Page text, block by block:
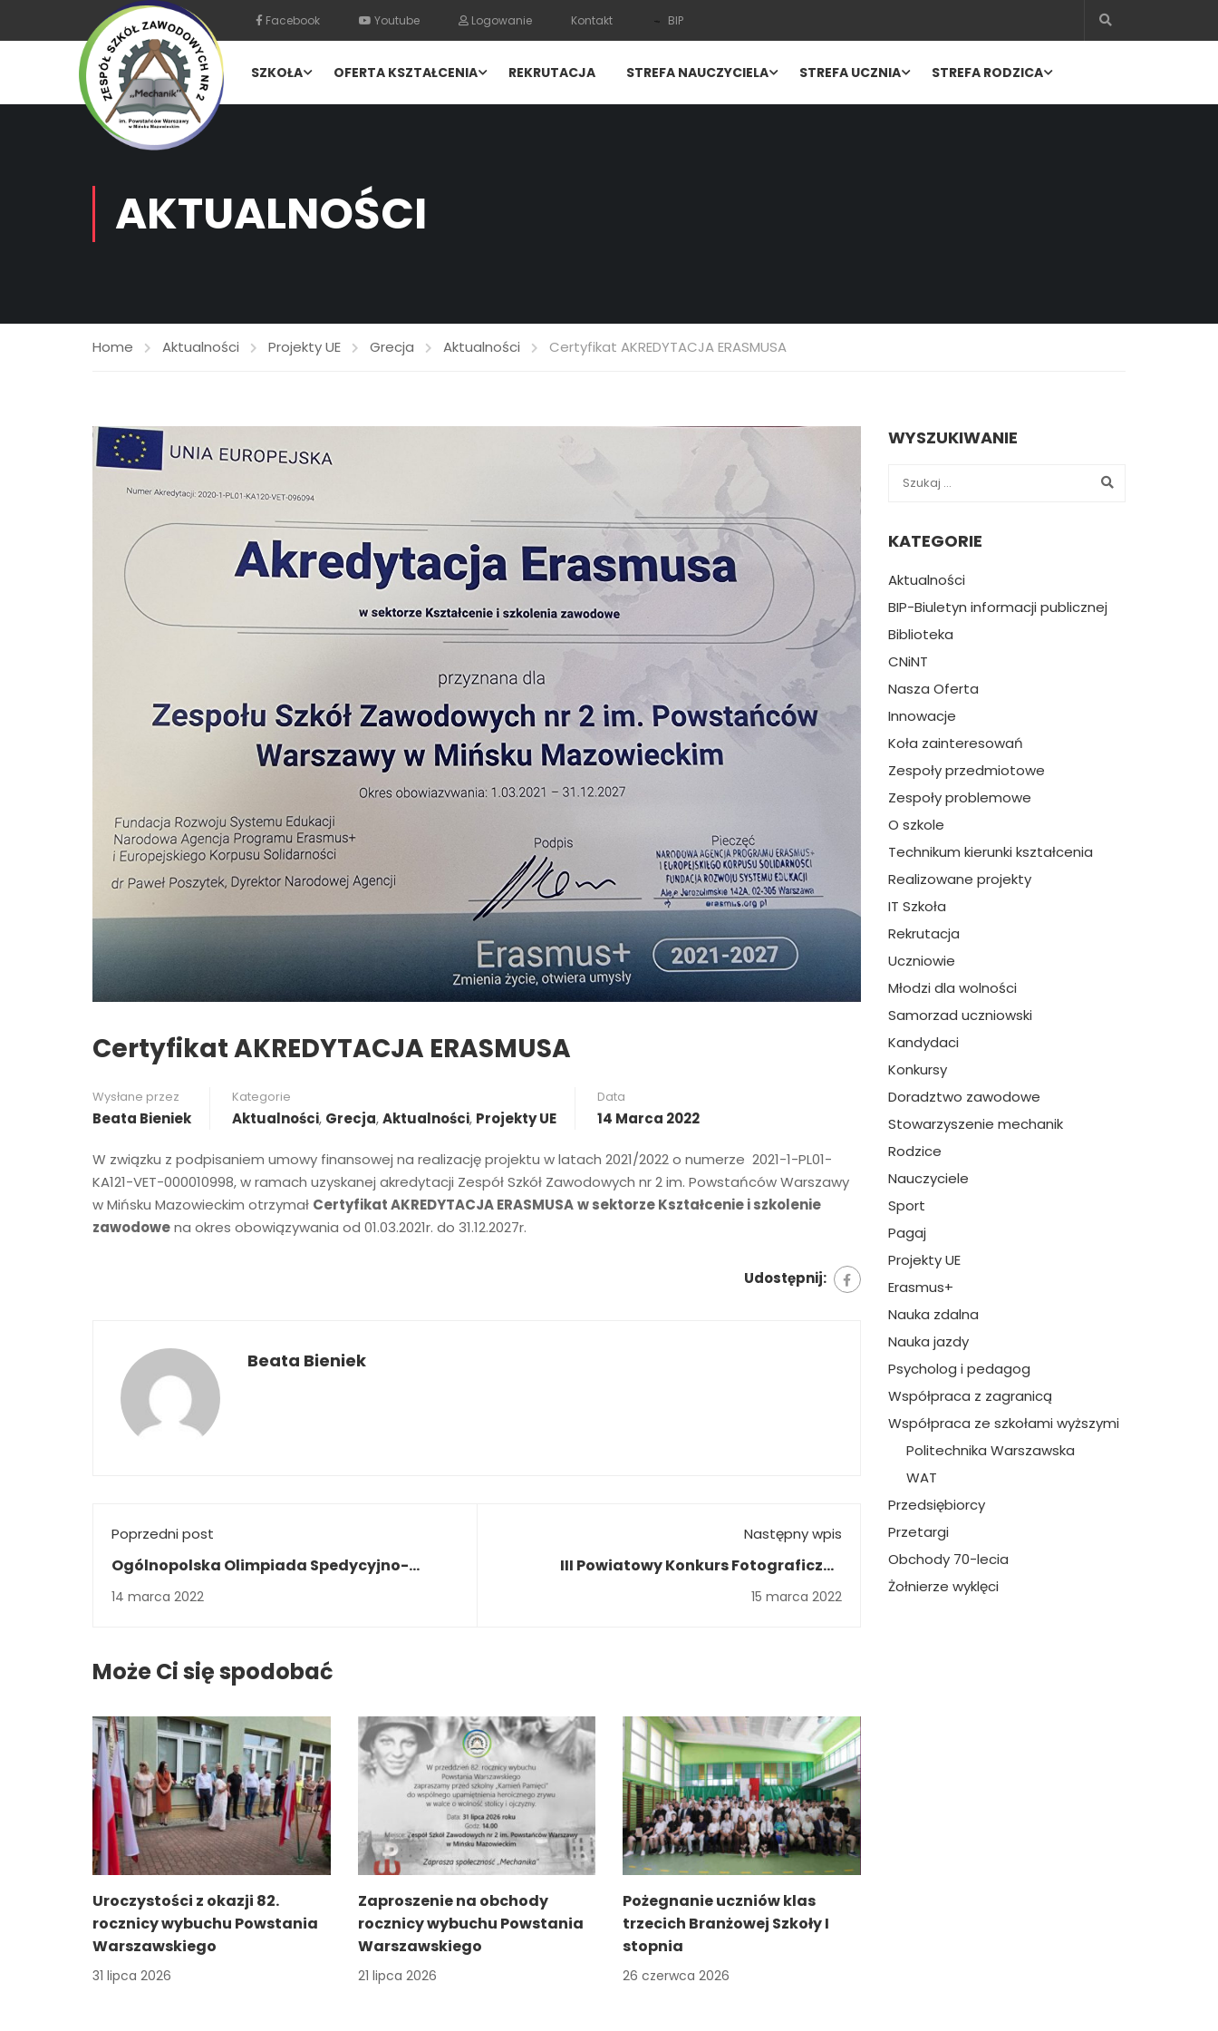
Facebook Youtube Logowanie Kontakt BIP
SZKOŁA OFERTA KSZTAŁCENIA REKRUTACJA STREFA NAUCZYCIELA STREFA UCZNIA STREFA RODZICA
AKTUALNOŚCI
Home Aktualności Projekty UE Grecja Aktualności Certyfikat AKREDYTACJA ERASMUSA
Certyfikat AKREDYTACJA ERASMUSA
Wysłane przez
Beata Bieniek
Kategorie
Aktualności, Grecja,Aktualności, Projekty UE
Data
14 Marca 2022
W związku z podpisaniem umowy finansowej na realizację projektu w latach 2021/2022 o numerze 2021-1-PL01-
KA121-VET-000010998, w ramach uzyskanej akredytacji Zespół Szkół Zawodowych nr 2 im. Powstańców Warszawy
w Mińsku Mazowieckim otrzymał Certyfikat AKREDYTACJA ERASMUSAw sektorze Kształcenie i szkolenie
zawodowena okres obowiązywania od 01.03.2021r. do 31.12.2027r.
Udostępnij:
Beata Bieniek
Poprzedni post
Ogólnopolska Olimpiada Spedycyjno-
Logistyczna
14 marca 2022
Następny wpis
III Powiatowy Konkurs Fotograficzny
„Sleeveface”
15 marca 2022
Może Ci się spodobać
Uroczystości z okazji 82.
rocznicy wybuchu Powstania
Warszawskiego
31 lipca 2026
Zaproszenie na obchody
rocznicy wybuchu Powstania
Warszawskiego
21 lipca 2026
Pożegnanie uczniów klas
trzecich Branżowej Szkoły I
stopnia
26 czerwca 2026
WYSZUKIWANIE
KATEGORIE
Aktualności
BIP-Biuletyn informacji publicznej
Biblioteka
CNiNT
Nasza Oferta
Innowacje
Koła zainteresowań
Zespoły przedmiotowe
Zespoły problemowe
O szkole
Technikum kierunki kształcenia
Realizowane projekty
IT Szkoła
Rekrutacja
Uczniowie
Młodzi dla wolności
Samorzad uczniowski
Kandydaci
Konkursy
Doradztwo zawodowe
Stowarzyszenie mechanik
Rodzice
Nauczyciele
Sport
Pagaj
Projekty UE
Erasmus+
Nauka zdalna
Nauka jazdy
Psycholog i pedagog
Współpraca z zagranicą
Współpraca ze szkołami wyższymi
Politechnika Warszawska
WAT
Przedsiębiorcy
Przetargi
Obchody 70-lecia
Żołnierze wyklęci